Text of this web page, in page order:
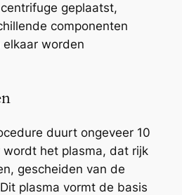
geplaatst,
componenten
worden
duurt ongeveer 10
wordt het plasma, dat rijk
gescheiden van de
plasma vormt de basis